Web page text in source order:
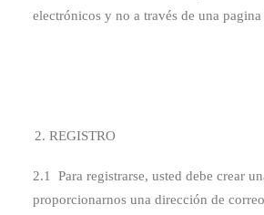
electrónicos y no a través de una
REGISTRO
2.1 Para registrarse, usted debe crear
proporcionarnos una dirección de